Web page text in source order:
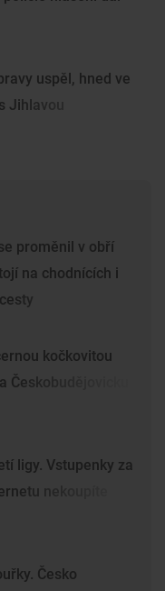
uspěl, hned ve
Jihlavou
proměnil v obří
na chodnících i
kočkovitou
Českobudějovicku
ligy. Vstupenky za
nekoupíte
Česko